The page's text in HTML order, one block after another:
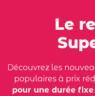
Le
Découvrez les
populaires à prix
pour une durée